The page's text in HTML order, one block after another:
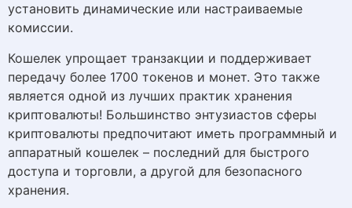
установить динамические или настраиваемые
комиссии.
Кошелек упрощает транзакции и поддерживает
передачу более 1700 токенов и монет. Это также
является одной из лучших практик хранения
криптовалюты! Большинство энтузиастов сферы
криптовалюты предпочитают иметь программный и
аппаратный кошелек – последний для быстрого
доступа и торговли, а другой для безопасного
хранения.